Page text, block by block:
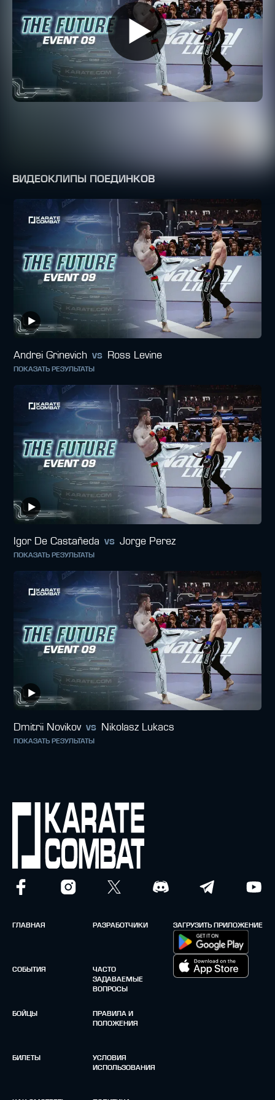
ВИДЕОКЛИПЫ ПОЕДИНКОВ
Andrei Grinevich vs Ross Levine
ПОКАЗАТЬ РЕЗУЛЬТАТЫ
Igor De Castañeda vs Jorge Perez
ПОКАЗАТЬ РЕЗУЛЬТАТЫ
Dmitrii Novikov vs Nikolasz Lukacs
ПОКАЗАТЬ РЕЗУЛЬТАТЫ
ГЛАВНАЯ
СОБЫТИЯ
БОЙЦЫ
БИЛЕТЫ
РАЗРАБОТЧИКИ
ЧАСТО
ЗАДАВАЕМЫЕ
ВОПРОСЫ
ПРАВИЛА И
ПОЛОЖЕНИЯ
УСЛОВИЯ
ИСПОЛЬЗОВАНИЯ
ЗАГРУЗИТЬ ПРИЛОЖЕНИЕ